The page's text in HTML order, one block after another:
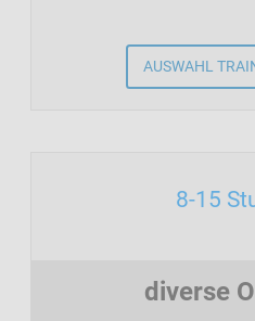
AUSWAHL
8-15
diverse